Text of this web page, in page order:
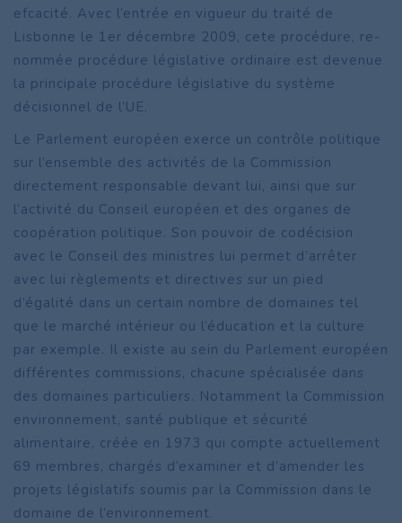
efcacité. Avec l’entrée en vigueur du traité de
Lisbonne le 1er décembre 2009, cete procédure, re-
nommée procédure législative ordinaire est devenue
la principale procédure législative du système
décisionnel de l’UE.
Le Parlement européen exerce un contrôle politique
sur l’ensemble des activités de la Commission
directement responsable devant lui, ainsi que sur
l’activité du Conseil européen et des organes de
coopération politique. Son pouvoir de codécision
avec le Conseil des ministres lui permet d’arrêter
avec lui règlements et directives sur un pied
d’égalité dans un certain nombre de domaines tel
que le marché intérieur ou l’éducation et la culture
par exemple. Il existe au sein du Parlement européen
différentes commissions, chacune spécialisée dans
des domaines particuliers. Notamment la Commission
environnement, santé publique et sécurité
alimentaire, créée en 1973 qui compte actuellement
69 membres, chargés d’examiner et d’amender les
projets législatifs soumis par la Commission dans le
domaine de l’environnement.